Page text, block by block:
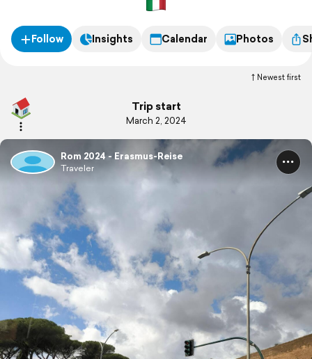
Follow Insights Calendar Photos
Newest first
Trip start
March 2, 2024
Rom 2024 - Erasmus-Reise
Traveler